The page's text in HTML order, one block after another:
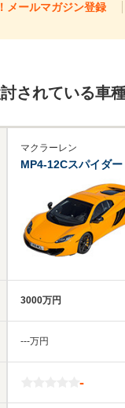
メールマガジン登録
されている車
マクラーレン
MP4-12Cスパイダー
3000万円
‐‐‐万円
-